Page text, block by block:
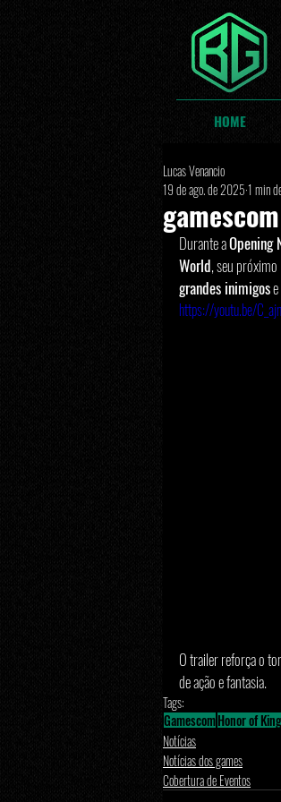
HOME
Lucas Venancio
19 de ago. de 20251 min
Durante a Opening
World, seu próximo
grandes inimigos
https://youtu.be/
O trailer reforça o
de ação e fantasia.
Tags:
GamescomHonor of
Notícias
Notícias dos games
Cobertura de Eventos